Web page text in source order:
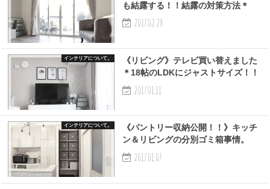
も結露する！！結露の対策方法＊
2017.02.28
インテリアについて。
《リビング》テレビ買い替えました
＊18帖のLDKにジャストサイズ！！
2017.01.11
インテリアについて。
《パントリー収納公開！！》キッチ
ン＆リビングの分別ゴミ箱事情。
2017.01.07